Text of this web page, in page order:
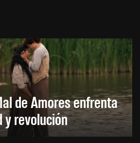
de Amores enfrenta
y revolución